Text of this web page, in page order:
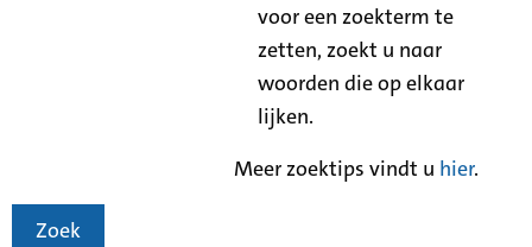
voor een zoekterm te
zetten, zoekt u naar
woorden die op elkaar
lijken.
Meer zoektips vindt u hier.
Zoek